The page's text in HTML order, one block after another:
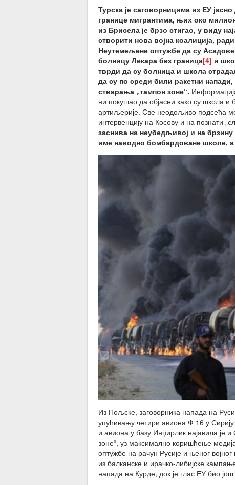
Турска је саговорницима из ЕУ
границе мигрантима, њих око
из Брисела је брзо стигао, у виду
створити нова војна коалиција,
Неутемељене оптужбе да су
болницу Лекара без граница[4] и
тврди да су болница и школа
да су по среди били ракетни
стварања „тампон зоне“.
ни покушао да објасни како су школа
артиљерије. Све неодољиво подсећа
интервенцију на Косову и на познати
заснива на неубедљивој и на
име наводно бомбардоване школе, а
Из Пољске, заговорника напада на
упућивању четири авиона Ф 16 у
и авиона у базу Инџирлик најавила је и
зоне“, уз максимално коришћење
оптужбе на рачун Русије и њеног
из балканске и ирачко-либијске
напада на Курде, док је глас ЕУ био